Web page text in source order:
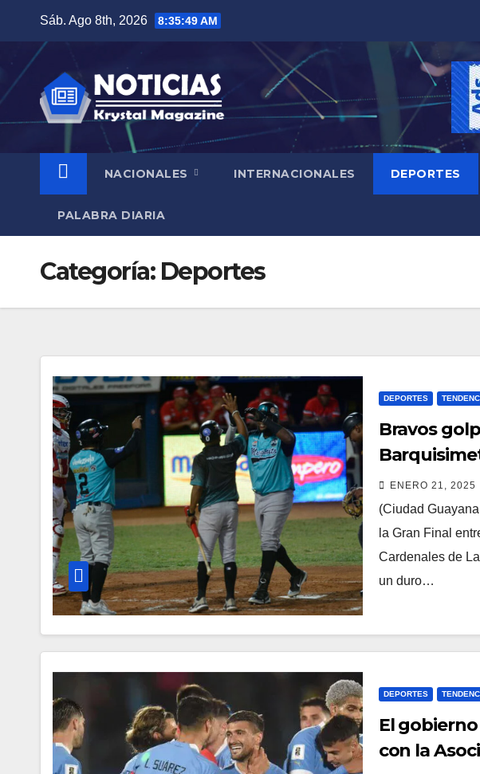
contenido
Sáb. Ago 8th, 2026 8:35:50 AM
NACIONALES INTERNACIONALES DEPORTES
PALABRA DIARIA
Categoría: Deportes
DEPORTES
Bravos
Gran Final
ENERO 21, 2025
(Ciudad
la Gran Final
Cardenales de
un duro…
DEPORTES
El
con la